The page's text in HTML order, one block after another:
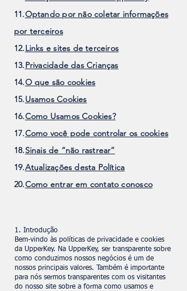
11.Optando por não coletar informações
por terceiros
12.Links e sites de terceiros
13.Privacidade das Crianças
14.O que são cookies
15.Usamos Cookies
16.Como Usamos Cookies?
17.Como você pode controlar os cookies
18.Sinais de “não rastrear”
19.Atualizações desta Política
20.Como entrar em contato conosco
1. Introdução
Bem-vindo às políticas de privacidade e cookies
da UpperKey. Na UpperKey, ser transparente sobre
como conduzimos nossos negócios é um de
nossos principais valores. Também é importante
para nós sermos transparentes com os visitantes
do nosso site sobre a forma como usamos e